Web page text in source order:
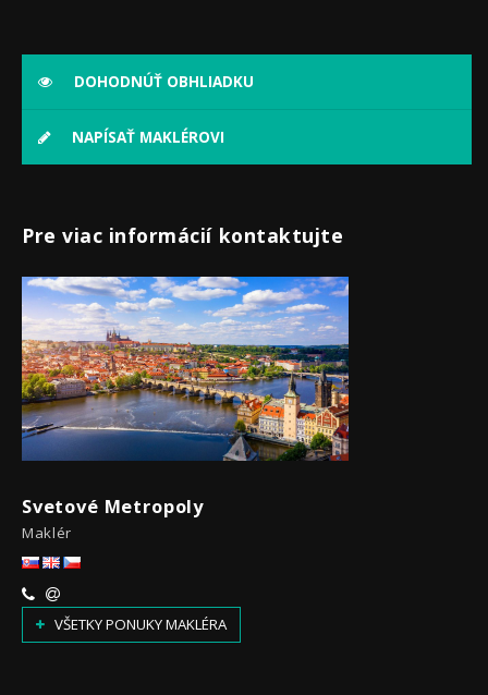
DOHODNÚŤ OBHLIADKU
NAPÍSAŤ MAKLÉROVI
Pre viac informácií kontaktujte
Svetové Metropoly
Maklér
VŠETKY PONUKY MAKLÉRA